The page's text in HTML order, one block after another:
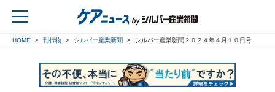
HOME 刊行物 シルバー産業新聞 シルバー産業新聞２０２４年４月１０日号